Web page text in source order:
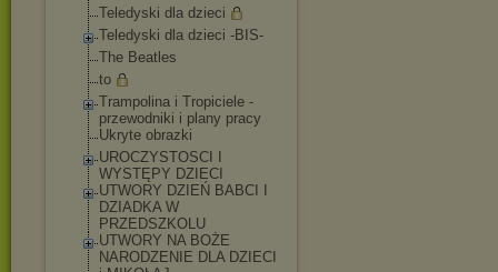
Teledyski dla dzieci
Teledyski dla dzieci -BIS-
The Beatles
to
Trampolina i Tropiciele -
przewodniki i plany pracy
Ukryte obrazki
UROCZYSTOSCI I
WYSTĘPY DZIECI
UTWORY DZIEŃ BABCI I
DZIADKA W
PRZEDSZKOLU
UTWORY NA BOŻE
NARODZENIE DLA DZIECI